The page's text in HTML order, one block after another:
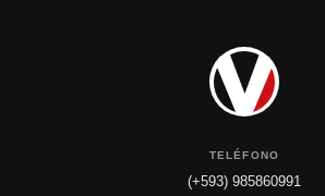
TELÉFONO
(+593) 985860991